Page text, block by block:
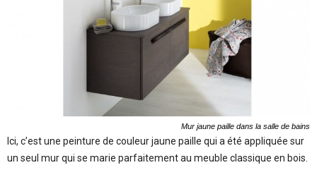
Mur jaune paille dans la salle de bains
Ici, c’est une peinture de couleur jaune paille qui a été appliquée sur
un seul mur qui se marie parfaitement au meuble classique en bois.